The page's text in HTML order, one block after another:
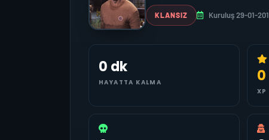
KLANSIZ Kuruluş 29-01-
0 dk
HAYATTA KALMA 0
XP